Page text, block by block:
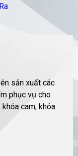
sản xuất các
phục vụ cho
cam, khóa